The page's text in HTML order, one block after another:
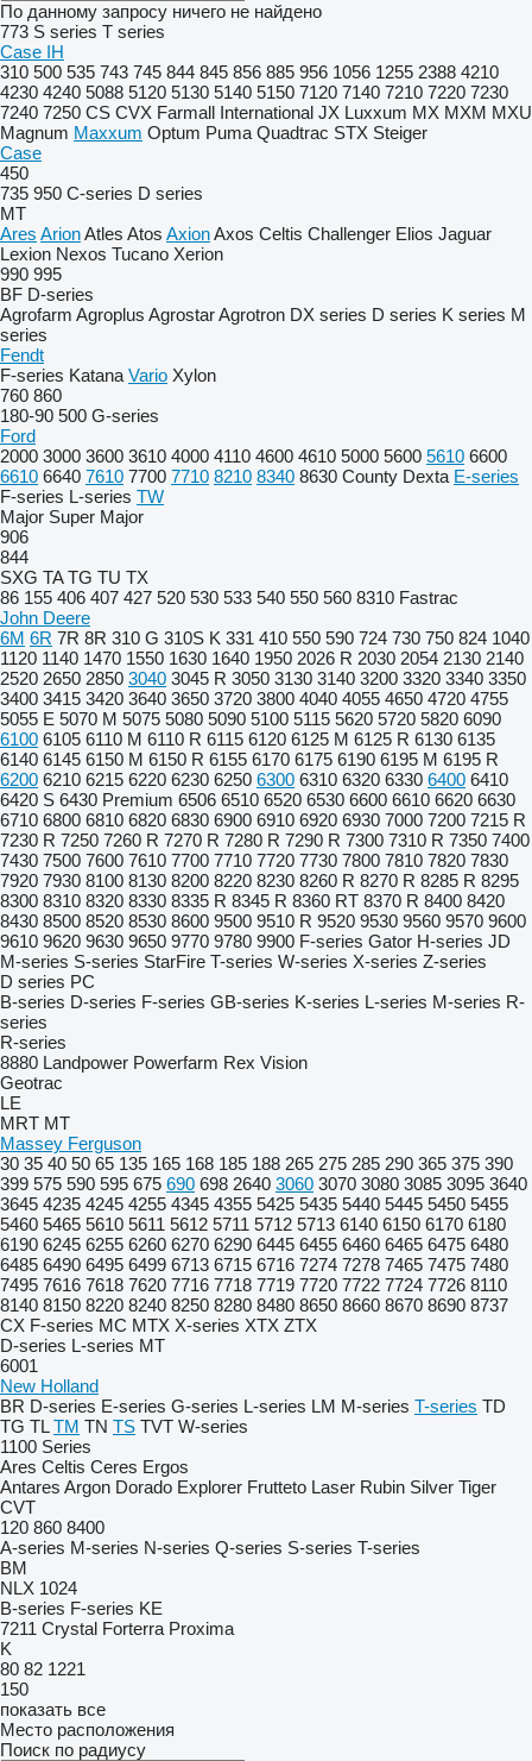
По данному запросу ничего не найдено
773 S series T series
Case IH
310 500 535 743 745 844 845 856 885 956 1056 1255 2388 4210
4230 4240 5088 5120 5130 5140 5150 7120 7140 7210 7220 7230
7240 7250 CS CVX Farmall International JX Luxxum MX MXM MXU
Magnum Maxxum Optum Puma Quadtrac STX Steiger
Case
450
735 950 C-series D series
MT
Ares ArionAtles Atos AxionAxos Celtis Challenger Elios Jaguar
Lexion Nexos Tucano Xerion
990 995
BF D-series
Agrofarm Agroplus AgrostarAgrotron DX series D series K series M
series
Fendt
F-series Katana Vario Xylon
760 860
180-90 500 G-series
Ford
2000 3000 3600 3610 4000 4110 4600 4610 5000 5600 5610 6600
6610 6640 7610 7700 7710 8210 8340 8630 County Dexta E-series
F-series L-series TW
Major Super Major
906
844
SXG TA TG TU TX
86 155 406 407 427 520 530 533 540 550 560 8310 Fastrac
John Deere
6M 6R 7R 8R 310 G 310S K 331 410 550 590 724 730 750 824 1040
1120 1140 1470 1550 1630 1640 1950 2026 R 2030 2054 2130 2140
2520 2650 2850 3040 3045 R 3050 3130 3140 3200 3320 3340 3350
3400 3415 3420 3640 3650 3720 3800 4040 4055 4650 4720 4755
5055 E 5070 M 5075 5080 5090 5100 5115 5620 5720 5820 6090
6100 6105 6110 M 6110 R 6115 6120 6125 M 6125 R 6130 6135
6140 6145 6150 M 6150 R 6155 6170 6175 6190 6195 M 6195 R
6200 6210 6215 6220 6230 6250 6300 6310 6320 6330 6400 6410
6420 S 6430 Premium 6506 6510 6520 6530 6600 6610 6620 6630
6710 6800 6810 6820 6830 6900 6910 6920 6930 7000 7200 7215 R
7230 R 7250 7260 R 7270 R 7280 R 7290 R 7300 7310 R 7350 7400
7430 7500 7600 7610 7700 7710 7720 7730 7800 7810 7820 7830
7920 7930 8100 8130 8200 8220 8230 8260 R 8270 R 8285 R 8295
8300 8310 8320 8330 8335 R 8345 R 8360 RT 8370 R 8400 8420
8430 8500 8520 8530 8600 9500 9510 R 9520 9530 9560 9570 9600
9610 9620 9630 9650 9770 9780 9900 F-series Gator H-series JD
M-series S-series StarFire T-series W-series X-series Z-series
D series PC
B-series D-series F-series GB-series K-series L-series M-series R-
series
R-series
8880 Landpower Powerfarm Rex Vision
Geotrac
LE
MRT MT
Massey Ferguson
30 35 40 50 65 135 165 168 185 188 265 275 285 290 365 375 390
399 575 590 595 675 690 698 2640 3060 3070 3080 3085 3095 3640
3645 4235 4245 4255 4345 4355 5425 5435 5440 5445 5450 5455
5460 5465 5610 5611 5612 5711 5712 5713 6140 6150 6170 6180
6190 6245 6255 6260 6270 6290 6445 6455 6460 6465 6475 6480
6485 6490 6495 6499 6713 6715 6716 7274 7278 7465 7475 7480
7495 7616 7618 7620 7716 7718 7719 7720 7722 7724 7726 8110
8140 8150 8220 8240 8250 8280 8480 8650 8660 8670 8690 8737
CX F-series MC MTX X-series XTX ZTX
D-series L-series MT
6001
New Holland
BR D-series E-series G-series L-series LM M-series T-series TD
TG TL TM TN TS TVT W-series
1100 Series
Ares Celtis Ceres Ergos
Antares Argon Dorado Explorer Frutteto Laser Rubin Silver Tiger
CVT
120 860 8400
A-series M-series N-series Q-series S-series T-series
BM
NLX 1024
B-series F-series KE
7211 Crystal Forterra Proxima
K
80 82 1221
150
показать все
Место расположения
Поиск по радиусу